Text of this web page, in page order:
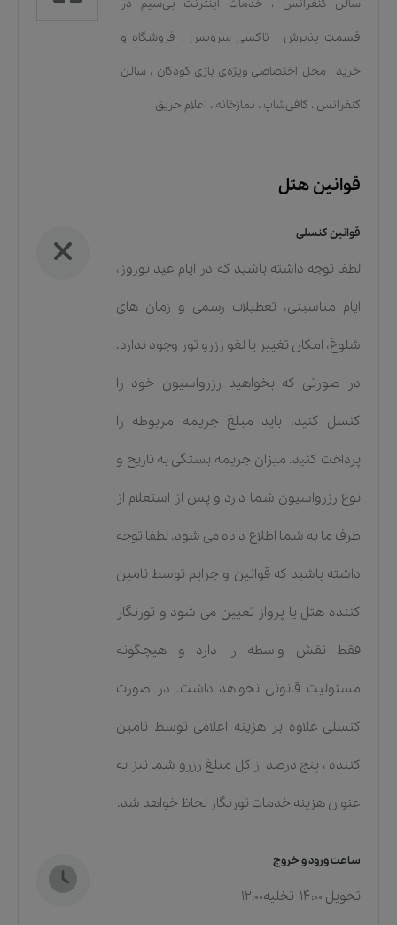
سالن کنفرانس ، خدمات اينترنت بی‌سیم در
قسمت پذیرش ، تاکسی سرویس ، فروشگاه و
خرید ، محل اختصاصی ویژه‌ی بازی کودکان ، سالن
کنفرانس ، کافی‌شاپ ، نمازخانه ، اعلام حریق
قوانین هتل
قوانین کنسلی
لطفا توجه داشته باشید که در ایام عید نوروز،
ایام مناسبتی، تعطیلات رسمی و زمان های
شلوغ، امکان تغییر یا لغو رزرو تور وجود ندارد.
در صورتی که بخواهید رزرواسیون خود را
کنسل کنید، باید مبلغ جریمه مربوطه را
پرداخت کنید. میزان جریمه بستگی به تاریخ و
نوع رزرواسیون شما دارد و پس از استعلام از
طرف ما به شما اطلاع داده می شود. لطفا توجه
داشته باشید که قوانین و جرایم توسط تامین
کننده هتل یا پرواز تعیین می شود و تورنگار
فقط نقش واسطه را دارد و هیچگونه
مسئولیت قانونی نخواهد داشت. در صورت
کنسلی علاوه بر هزینه اعلامی توسط تامین
کننده ، پنج درصد از کل مبلغ رزرو شما نیز به
عنوان هزینه خدمات تورنگار لحاظ خواهد شد.
ساعت ورود و خروج
تحویل 14:00-تخلیه12:00